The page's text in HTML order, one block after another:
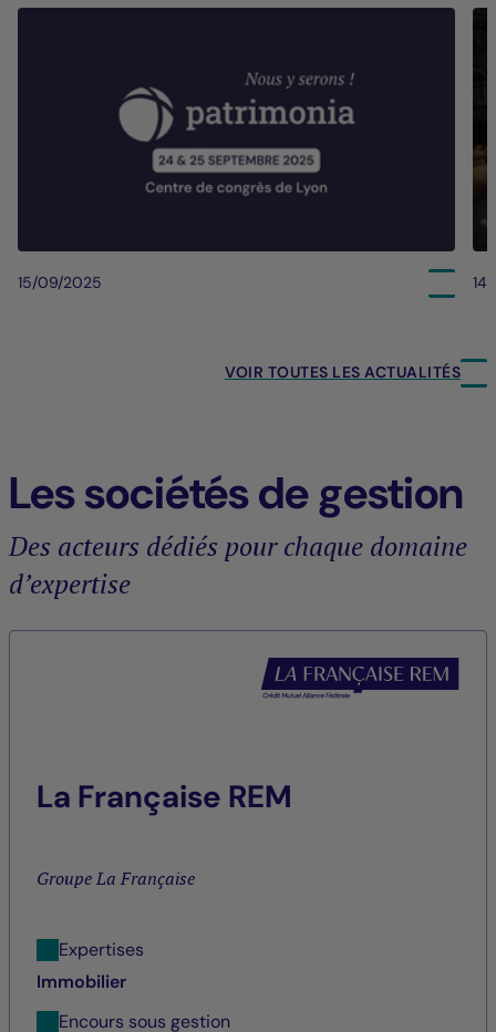
15/09/2025
VOIR TOUTES LES ACTUALITÉS
Les sociétés de gestion
Des acteurs dédiés pour chaque domaine
d’expertise
La Française REM
Groupe La Française
Expertises
Immobilier
Encours sous gestion